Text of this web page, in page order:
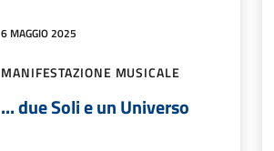
6 MAGGIO 2025
MANIFESTAZIONE MUSICALE
... due Soli e un Universo